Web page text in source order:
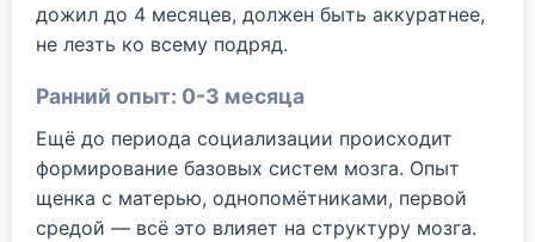
дожил до 4 месяцев, должен быть аккуратнее,
не лезть ко всему подряд.
Ранний опыт: 0-3 месяца
Ещё до периода социализации происходит
формирование базовых систем мозга. Опыт
щенка с матерью, однопомётниками, первой
средой — всё это влияет на структуру мозга.